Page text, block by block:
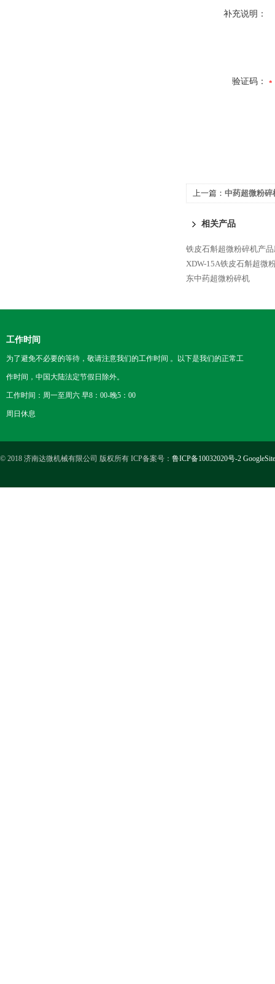
补充说明：
验证码：
上一篇： 中药超微粉碎
相关产品
铁皮石斛超微粉碎机产
XDW-15A铁皮石斛超微
东中药超微粉碎机
工作时间
为了避免不必要的等待，敬请注意我们的工作时间 。以下是我们的正常工
作时间，中国大陆法定节假日除外。
工作时间：周一至周六 早8：00-晚5：00
周日休息
© 2018 济南达微机械有限公司 版权所有 ICP备案号： 鲁ICP备10032020号-2